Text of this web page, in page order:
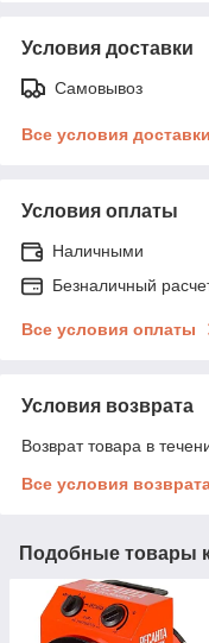
Условия доставки
Самовывоз
Все условия доставки
Условия оплаты
Наличными
Безналичный
Все условия оплаты
Условия возврата
Возврат товара в
Все условия
Подобные товары